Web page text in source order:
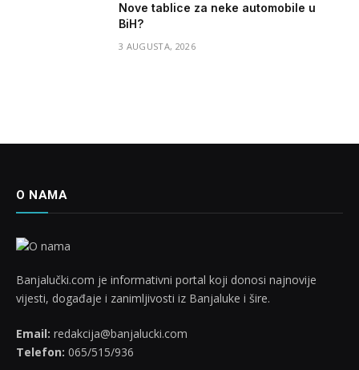
Nove tablice za neke automobile u
BiH?
3 AUGUSTA, 2026
O NAMA
Banjalučki.com je informativni portal koji donosi najnovije
vijesti, događaje i zanimljivosti iz Banjaluke i šire.
Email: redakcija@banjalucki.com
Telefon: 065/515/936